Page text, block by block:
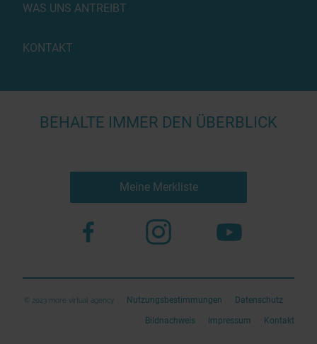
WAS UNS ANTREIBT
KONTAKT
BEHALTE IMMER DEN ÜBERBLICK
Meine Merkliste
© 2023 more virtual agency Nutzungsbestimmungen Datenschutz
Bildnachweis Impressum Kontakt